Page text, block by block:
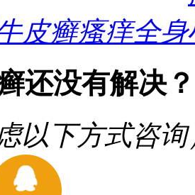
皮癣瘙痒全身
还没有解决？
以下方式咨询